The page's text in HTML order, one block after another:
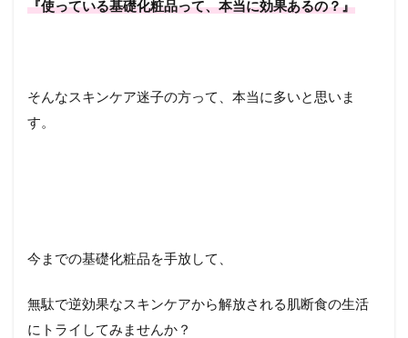
『使っている基礎化粧品って、本当に効果あるの？』
そんなスキンケア迷子の方って、本当に多いと思いま
す。
今までの基礎化粧品を手放して、
無駄で逆効果なスキンケアから解放される肌断食の生活
にトライしてみませんか？